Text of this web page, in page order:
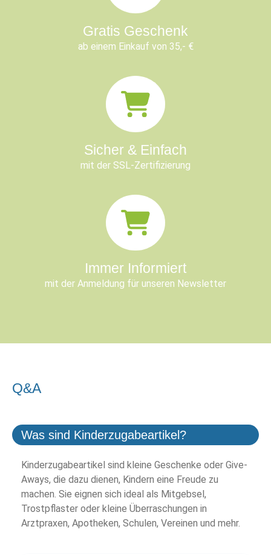
Gratis Geschenk
ab einem Einkauf von 35,- €
Sicher & Einfach
mit der SSL-Zertifizierung
Immer Informiert
mit der Anmeldung für unseren Newsletter
Q&A
Was sind Kinderzugabeartikel?
Kinderzugabeartikel sind kleine Geschenke oder Give-
Aways, die dazu dienen, Kindern eine Freude zu
machen. Sie eignen sich ideal als Mitgebsel,
Trostpflaster oder kleine Überraschungen in
Arztpraxen, Apotheken, Schulen, Vereinen und mehr.